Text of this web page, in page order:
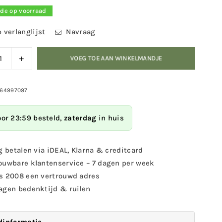
op voorraad
verlanglijst Navraag
Verhoog
de
voor
Max
VOEG TOE AAN WINKELMANDJE
23:59 besteld, zaterdag in huis
betalen via iDEAL, Klarna & creditcard
klantenservice – 7 dagen per week
2008 een vertrouwd adres
bedenktijd & ruilen